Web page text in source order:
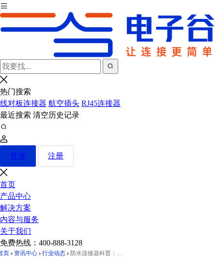
热门搜索
线对板连接器 航空插头 RJ45连接器
最近搜索 清空历史记录
登录 注册
首页
产品中心
解决方案
内容与服务
关于我们
免费热线： 400-888-3128
页 资讯中心 行业动态 防水连接器科普：如何挑选优秀的产品